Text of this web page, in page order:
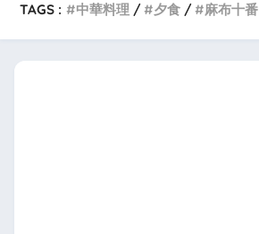
TAGS :
中華料理 夕食 麻布十番